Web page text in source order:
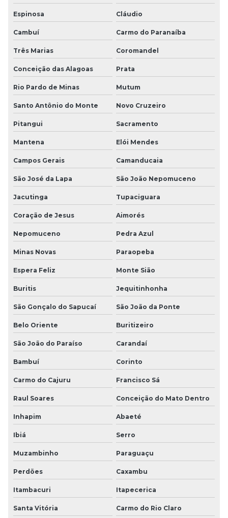
Espinosa Cláudio
Cambuí Carmo do Paranaíba
Três Marias Coromandel
Conceição das Alagoas Prata
Rio Pardo de Minas Mutum
Santo Antônio do Monte Novo Cruzeiro
Pitangui Sacramento
Mantena Elói Mendes
Campos Gerais Camanducaia
São José da Lapa São João Nepomuceno
Jacutinga Tupaciguara
Coração de Jesus Aimorés
Nepomuceno Pedra Azul
Minas Novas Paraopeba
Espera Feliz Monte Sião
Buritis Jequitinhonha
São Gonçalo do Sapucaí São João da Ponte
Belo Oriente Buritizeiro
São João do Paraíso Carandaí
Bambuí Corinto
Carmo do Cajuru Francisco Sá
Raul Soares Conceição do Mato Dentro
Inhapim Abaeté
Ibiá Serro
Muzambinho Paraguaçu
Perdões Caxambu
Itambacuri Itapecerica
Santa Vitória Carmo do Rio Claro